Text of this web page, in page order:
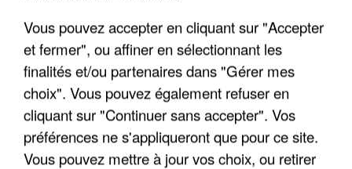
APRÈS TOUTES CES CANICULES, LES REFUGES
DE FAUNE SAUVAGE SONT...
Vous pouvez accepter en cliquant sur "Accepter
et fermer", ou affiner en sélectionnant les
finalités et/ou partenaires dans "Gérer mes
choix". Vous pouvez également refuser en
cliquant sur "Continuer sans accepter". Vos
préférences ne s'appliqueront que pour ce site.
Vous pouvez mettre à jour vos choix, ou retirer